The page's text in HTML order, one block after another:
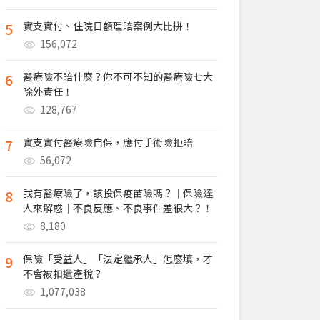
5
實支實付、住院日額理賠案例大比拼！
156,072
6
醫療險不賠什麼？你不可不知的醫療險七大
除外責任！
128,767
7
實支實付醫療險自保，應付手術險拒賠
56,072
8
我有醫療險了，該投保疫苗險嗎？｜保險達
人來解惑｜不良反應、不良事件差很大？！
8,180
9
保險「受益人」「法定繼承人」怎麼填，才
不會被扣遺產稅？
1,077,038